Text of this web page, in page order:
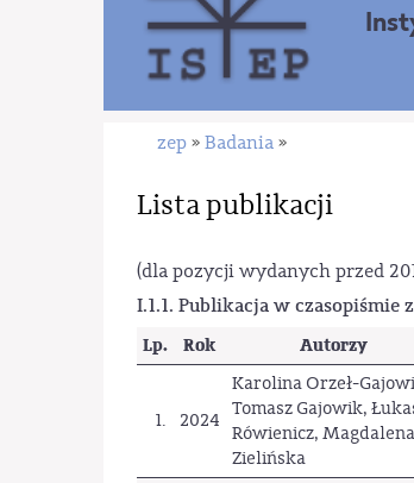
zep » Badania »
Lista publikacji
(dla pozycji wydanych przed
I.1.1. Publikacja w czasopiśmie
Lp.
Rok Autorzy
1. 2024
Karolina Orzeł-
Tomasz Gajowik,
Rówienicz, Magdalena
Zielińska